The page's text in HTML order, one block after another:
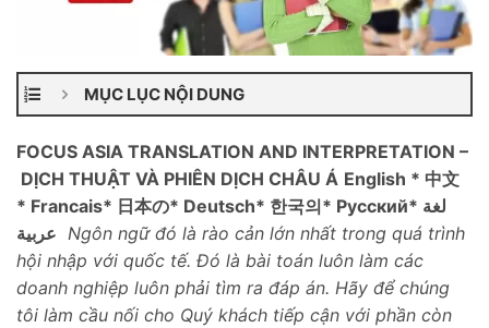
MỤC LỤC NỘI DUNG
FOCUS ASIA TRANSLATION AND INTERPRETATION –
DỊCH THUẬT VÀ PHIÊN DỊCH CHÂU Á English * 中文
* Francais* 日本の* Deutsch* 한국의* Pусский* لغة
عربية Ngôn ngữ đó là rào cản lớn nhất trong quá trình
hội nhập với quốc tế. Đó là bài toán luôn làm các
doanh nghiệp luôn phải tìm ra đáp án. Hãy để chúng
tôi làm cầu nối cho Quý khách tiếp cận với phần còn